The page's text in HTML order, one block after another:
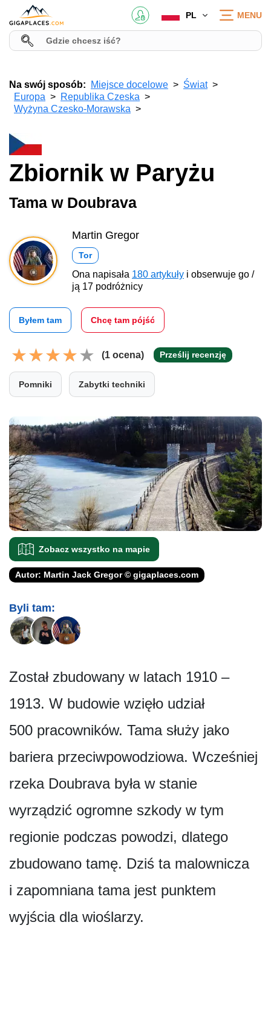
PL MENU
Na swój sposób: Miejsce docelowe
Świat
Europa
Republika Czeska
Wyżyna Czesko-Morawska
Zbiornik w Paryżu
Tama w Doubrava
Martin Gregor
Tor
Ona napisała 180 artykuły i obserwuje go /
ją 17 podróżnicy
Byłem tam Chcę tam pójść
(1 ocena) Prześlij recenzję
Pomniki Zabytki techniki
Zobacz wszystko na mapie
Autor: Martin Jack Gregor © gigaplaces.com
Byli tam:
Został zbudowany w latach 1910 –
1913. W budowie wzięło udział
500 pracowników. Tama służy jako
bariera przeciwpowodziowa. Wcześniej
rzeka Doubrava była w stanie
wyrządzić ogromne szkody w tym
regionie podczas powodzi, dlatego
zbudowano tamę. Dziś ta malownicza
i zapomniana tama jest punktem
wyjścia dla wioślarzy.